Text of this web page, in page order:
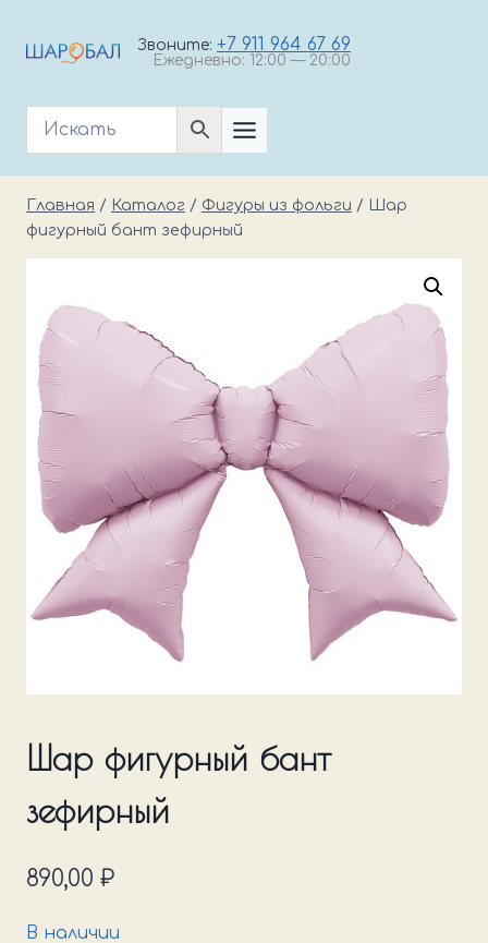
Звоните: +7 911 964 67 69
Ежедневно: 12:00 — 20:00
Главная / Каталог / Фигуры из фольги /
Шар
фигурный бант зефирный
Шар фигурный бант
зефирный
890,00 ₽
В наличии